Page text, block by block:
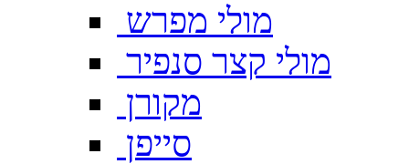
מולי מפרש
מולי קצר סנפיר
מקורן
סייפן